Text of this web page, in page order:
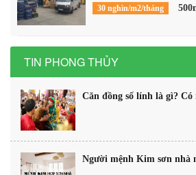
30 nghìn/m2/tháng
TIN PHONG THỦY
Căn đồng số lính là gì?
Người mệnh Kim sơn nhà